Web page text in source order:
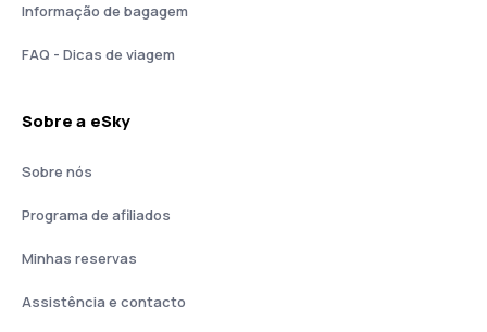
Informação de bagagem
FAQ - Dicas de viagem
Sobre a eSky
Sobre nós
Programa de afiliados
Minhas reservas
Assistência e contacto